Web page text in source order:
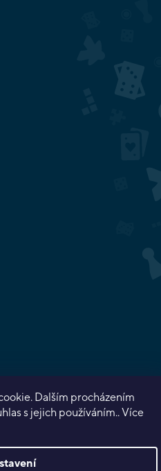
Dalším procházením
s jejich používáním.. Více
práva vyhrazena.